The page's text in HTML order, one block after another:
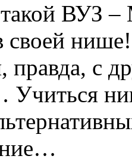
ВУЗ
своей
правда, с